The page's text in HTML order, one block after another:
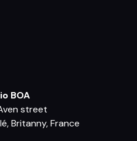
BOA
street
Britanny, France